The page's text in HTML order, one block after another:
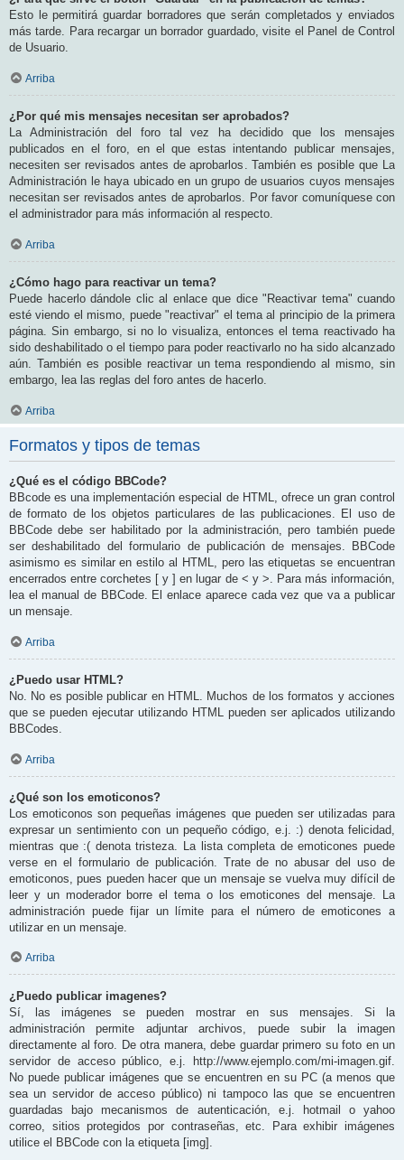
Esto le permitirá guardar borradores que serán completados y enviados
más tarde. Para recargar un borrador guardado, visite el Panel de Control
de Usuario.
Arriba
¿Por qué mis mensajes necesitan ser aprobados?
La Administración del foro tal vez ha decidido que los mensajes
publicados en el foro, en el que estas intentando publicar mensajes,
necesiten ser revisados antes de aprobarlos. También es posible que La
Administración le haya ubicado en un grupo de usuarios cuyos mensajes
necesitan ser revisados antes de aprobarlos. Por favor comuníquese con
el administrador para más información al respecto.
Arriba
¿Cómo hago para reactivar un tema?
Puede hacerlo dándole clic al enlace que dice "Reactivar tema" cuando
esté viendo el mismo, puede "reactivar" el tema al principio de la primera
página. Sin embargo, si no lo visualiza, entonces el tema reactivado ha
sido deshabilitado o el tiempo para poder reactivarlo no ha sido alcanzado
aún. También es posible reactivar un tema respondiendo al mismo, sin
embargo, lea las reglas del foro antes de hacerlo.
Arriba
Formatos y tipos de temas
¿Qué es el código BBCode?
BBcode es una implementación especial de HTML, ofrece un gran control
de formato de los objetos particulares de las publicaciones. El uso de
BBCode debe ser habilitado por la administración, pero también puede
ser deshabilitado del formulario de publicación de mensajes. BBCode
asimismo es similar en estilo al HTML, pero las etiquetas se encuentran
encerrados entre corchetes [ y ] en lugar de < y >. Para más información,
lea el manual de BBCode. El enlace aparece cada vez que va a publicar
un mensaje.
Arriba
¿Puedo usar HTML?
No. No es posible publicar en HTML. Muchos de los formatos y acciones
que se pueden ejecutar utilizando HTML pueden ser aplicados utilizando
BBCodes.
Arriba
¿Qué son los emoticonos?
Los emoticonos son pequeñas imágenes que pueden ser utilizadas para
expresar un sentimiento con un pequeño código, e.j. :) denota felicidad,
mientras que :( denota tristeza. La lista completa de emoticones puede
verse en el formulario de publicación. Trate de no abusar del uso de
emoticonos, pues pueden hacer que un mensaje se vuelva muy difícil de
leer y un moderador borre el tema o los emoticones del mensaje. La
administración puede fijar un límite para el número de emoticones a
utilizar en un mensaje.
Arriba
¿Puedo publicar imagenes?
Sí, las imágenes se pueden mostrar en sus mensajes. Si la
administración permite adjuntar archivos, puede subir la imagen
directamente al foro. De otra manera, debe guardar primero su foto en un
servidor de acceso público, e.j. http://www.ejemplo.com/mi-imagen.gif.
No puede publicar imágenes que se encuentren en su PC (a menos que
sea un servidor de acceso público) ni tampoco las que se encuentren
guardadas bajo mecanismos de autenticación, e.j. hotmail o yahoo
correo, sitios protegidos por contraseñas, etc. Para exhibir imágenes
utilice el BBCode con la etiqueta [img].